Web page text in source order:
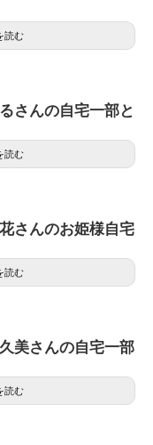
読む
さんの自宅一部と
読む
さんのお姫様自宅
読む
美さんの自宅一部
読む